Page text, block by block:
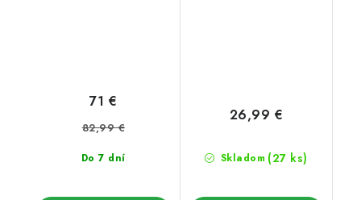
Do 7 dní
71 €
82,99 €
Skladom (27 ks)
26,99 €